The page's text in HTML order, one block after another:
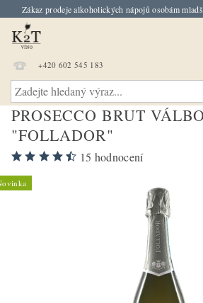
Zákaz prodeje alkoholických nápojů osobám
+420 602 545 183
PROSECCO BRUT
"FOLLADOR"
15 hodnocení